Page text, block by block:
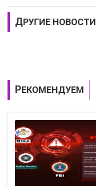
ДРУГИЕ НОВОСТИ
РЕКОМЕНДУЕМ